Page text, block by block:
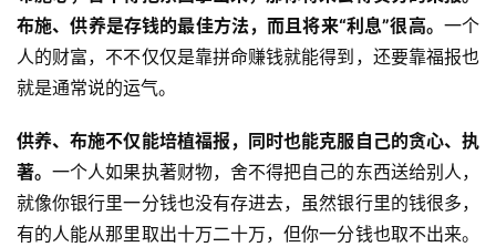
教
人
物
寺
院
巡
礼
登录 注册
布施、供养是存钱的最佳方法，而且将来“利息”很高。 一个
人的财富，不不仅仅是靠拼命赚钱就能得到，还要靠福报也
就是通常说的运气。
供养、布施不仅能培植福报，同时也能克服自己的贪心、执
著。一个人如果执著财物，舍不得把自己的东西送给别人，
就像你银行里一分钱也没有存进去，虽然银行里的钱很多，
有的人能从那里取出十万二十万，但你一分钱也取不出来。